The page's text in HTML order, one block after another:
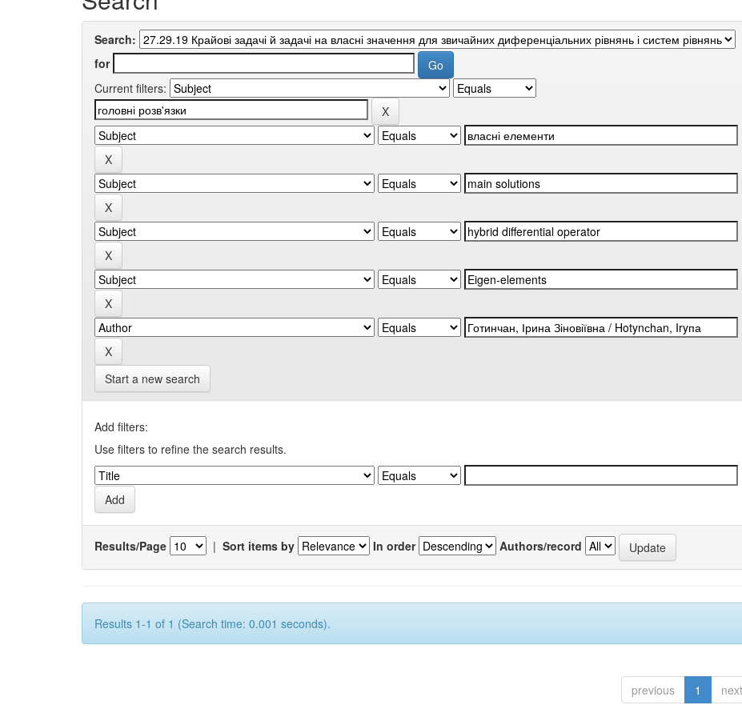
Search:
for
Current filters:
Start a new search
Add filters:
Use filters to refine the search results.
Results/Page | Sort items by In order Authors/record
Results 1-1 of 1 (Search time: 0.001 seconds).
previous 1 next